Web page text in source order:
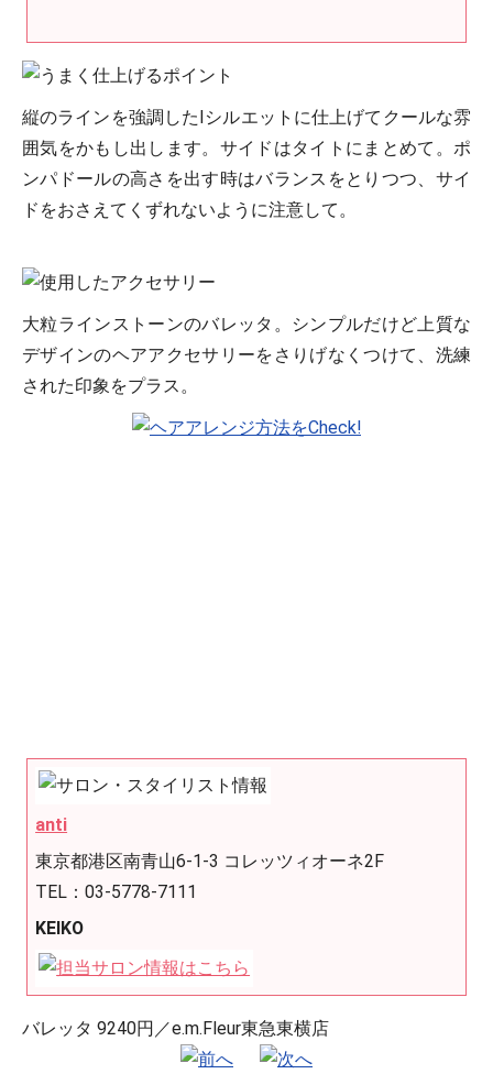
縦のラインを強調したIシルエットに仕上げてクールな雰
囲気をかもし出します。サイドはタイトにまとめて。ポ
ンパドールの高さを出す時はバランスをとりつつ、サイ
ドをおさえてくずれないように注意して。
大粒ラインストーンのバレッタ。シンプルだけど上質な
デザインのヘアアクセサリーをさりげなくつけて、洗練
された印象をプラス。
anti
東京都港区南青山6-1-3 コレッツィオーネ2F
TEL：03-5778-7111
KEIKO
バレッタ 9240円／e.m.Fleur東急東横店